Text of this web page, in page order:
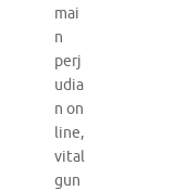
mai
n
perj
udia
n on
line,
vital
gun